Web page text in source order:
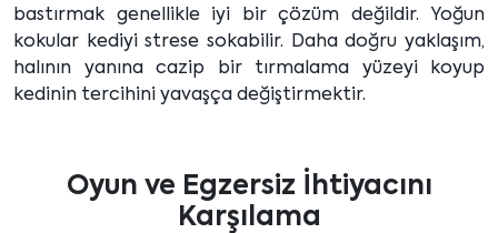
bastırmak genellikle iyi bir çözüm değildir. Yoğun
kokular kediyi strese sokabilir. Daha doğru yaklaşım,
halının yanına cazip bir tırmalama yüzeyi koyup
kedinin tercihini yavaşça değiştirmektir.
Oyun ve Egzersiz İhtiyacını
Karşılama